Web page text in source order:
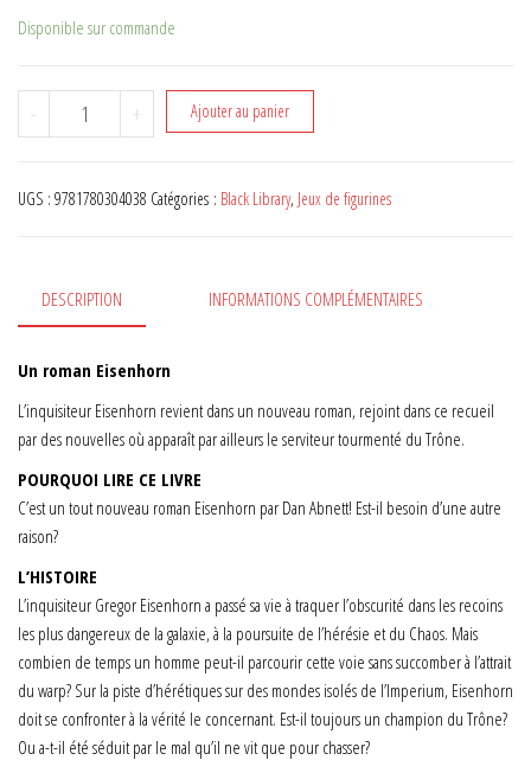
Disponible sur commande
- quantité de Magos
+ Ajouter au panier
UGS : 9781780304038 Catégories : Black Library, Jeux de figurines
DESCRIPTION INFORMATIONS COMPLÉMENTAIRES
Un roman Eisenhorn
L’inquisiteur Eisenhorn revient dans un nouveau roman, rejoint dans ce recueil
par des nouvelles où apparaît par ailleurs le serviteur tourmenté du Trône.
POURQUOI LIRE CE LIVRE
C’est un tout nouveau roman Eisenhorn par Dan Abnett! Est-il besoin d’une autre
raison?
L’HISTOIRE
L’inquisiteur Gregor Eisenhorn a passé sa vie à traquer l’obscurité dans les recoins
les plus dangereux de la galaxie, à la poursuite de l’hérésie et du Chaos. Mais
combien de temps un homme peut-il parcourir cette voie sans succomber à l’attrait
du warp? Sur la piste d’hérétiques sur des mondes isolés de l’Imperium, Eisenhorn
doit se confronter à la vérité le concernant. Est-il toujours un champion du Trône?
Ou a-t-il été séduit par le mal qu’il ne vit que pour chasser?